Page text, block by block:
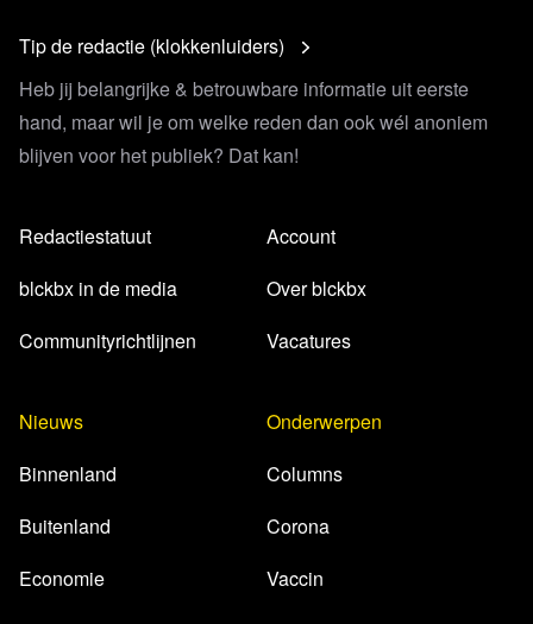
Tip de redactie (klokkenluiders)
Heb jij belangrijke & betrouwbare informatie uit eerste
hand, maar wil je om welke reden dan ook wél anoniem
blijven voor het publiek? Dat kan!
Redactiestatuut
blckbx in de media
Communityrichtlijnen
Account
Over blckbx
Vacatures
Nieuws
Binnenland
Buitenland
Economie
Onderwerpen
Columns
Corona
Vaccin